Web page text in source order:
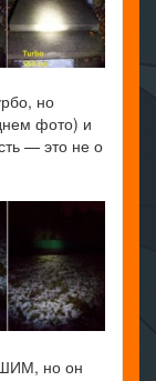
но
фото) и
— это не о
но он